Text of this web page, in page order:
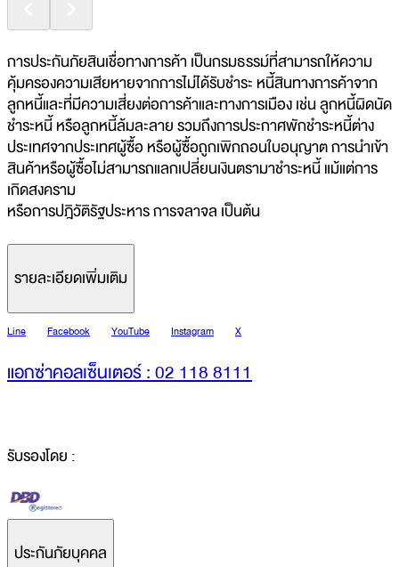
การประกันภัยสินเชื่อทางการค้า เป็นกรมธรรม์ที่สามารถให้ความ
คุ้มครองความเสียหายจากการไม่ได้รับชำระ หนี้สินทางการค้าจาก
ลูกหนี้และที่มีความเสี่ยงต่อการค้าและทางการเมือง เช่น ลูกหนี้ผิดนัด
ชำระหนี้ หรือลูกหนี้ล้มละลาย รวมถึงการประกาศพักชำระหนี้ต่าง
ประเทศจากประเทศผู้ซื้อ หรือผู้ซื้อถูกเพิกถอนใบอนุญาต การนำเข้า
สินค้าหรือผู้ซื้อไม่สามารถแลกเปลี่ยนเงินตรามาชำระหนี้ แม้แต่การ
เกิดสงคราม
หรือการปฎิวัติรัฐประหาร การจลาจล เป็นต้น
รายละเอียดเพิ่มเติม
Line Facebook YouTube Instagram X
แอกซ่าคอลเซ็นเตอร์ : 02 118 8111
รับรองโดย :
ประกันภัยบุคคล